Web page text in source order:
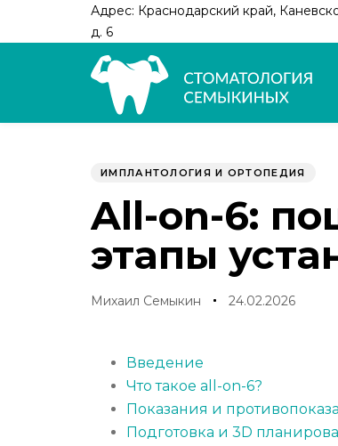
Адрес: Краснодарский край,
д. 6
ИМПЛАНТОЛОГИЯ И ОРТОПЕДИЯ
All-on-6:
этапы
Михаил Семыкин 24.02.2026
Введение
Что такое all-on-6?
Показания и
Подготовка и 3D